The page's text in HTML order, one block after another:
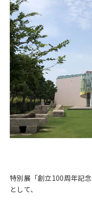
特別展「創立100周年記
として、